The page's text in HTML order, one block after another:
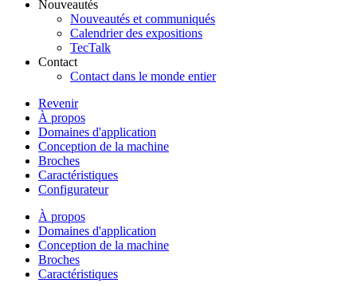
Nouveautés
Nouveautés et communiqués
Calendrier des expositions
TecTalk
Contact
Contact dans le monde entier
Revenir
À propos
Domaines d'application
Conception de la machine
Broches
Caractéristiques
Configurateur
À propos
Domaines d'application
Conception de la machine
Broches
Caractéristiques